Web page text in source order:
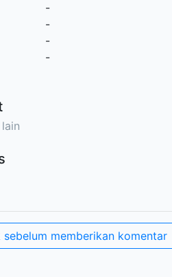
-
-
-
-
sebelum memberikan komentar